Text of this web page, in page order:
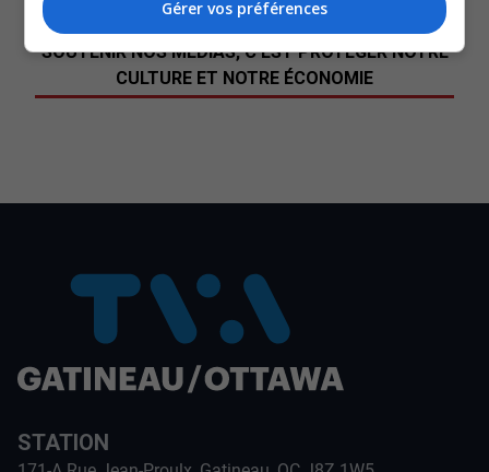
SOUTENIR NOS MÉDIAS, C’EST PROTÉGER NOTRE
CULTURE ET NOTRE ÉCONOMIE
STATION
Gérer vos préférences